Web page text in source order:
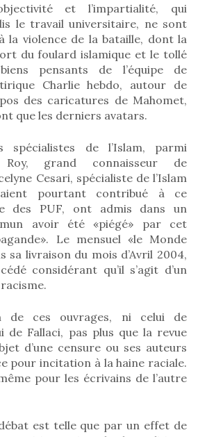
et l’impartialité, qui
le travail universitaire, ne sont
la violence de la bataille, dont la
du foulard islamique et le tollé
pensants de l’équipe de
Charlie hebdo, autour de
des caricatures de Mahomet,
que les derniers avatars.
spécialistes de l’Islam, parmi
Roy, grand connaisseur de
Cesari, spécialiste de l’Islam
pourtant contribué à ce
des PUF, ont admis dans un
avoir été «piégé» par cet
Le mensuel «le Monde
sa livraison du mois d’Avril 2004,
considérant qu’il s’agit d’un
de ces ouvrages, ni celui de
de Fallaci, pas plus que la revue
d’une censure ou ses auteurs
pour incitation à la haine raciale.
pour les écrivains de l’autre
est telle que par un effet de